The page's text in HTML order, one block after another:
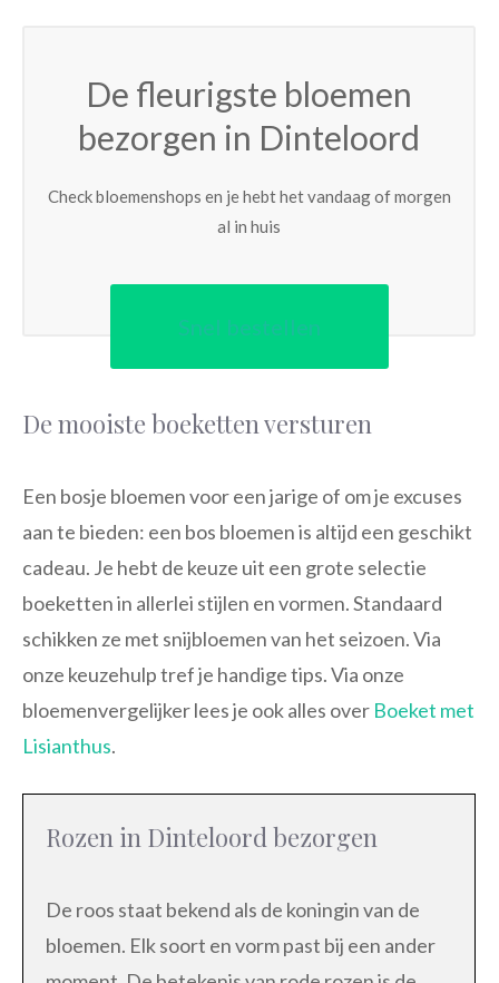
De fleurigste bloemen
bezorgen in Dinteloord
Check bloemenshops en je hebt het vandaag of morgen
al in huis
Snel bestellen
De mooiste boeketten versturen
Een bosje bloemen voor een jarige of om je excuses
aan te bieden: een bos bloemen is altijd een geschikt
cadeau. Je hebt de keuze uit een grote selectie
boeketten in allerlei stijlen en vormen. Standaard
schikken ze met snijbloemen van het seizoen. Via
onze keuzehulp tref je handige tips. Via onze
bloemenvergelijker lees je ook alles over Boeket met
Lisianthus.
Rozen in Dinteloord bezorgen
De roos staat bekend als de koningin van de
bloemen. Elk soort en vorm past bij een ander